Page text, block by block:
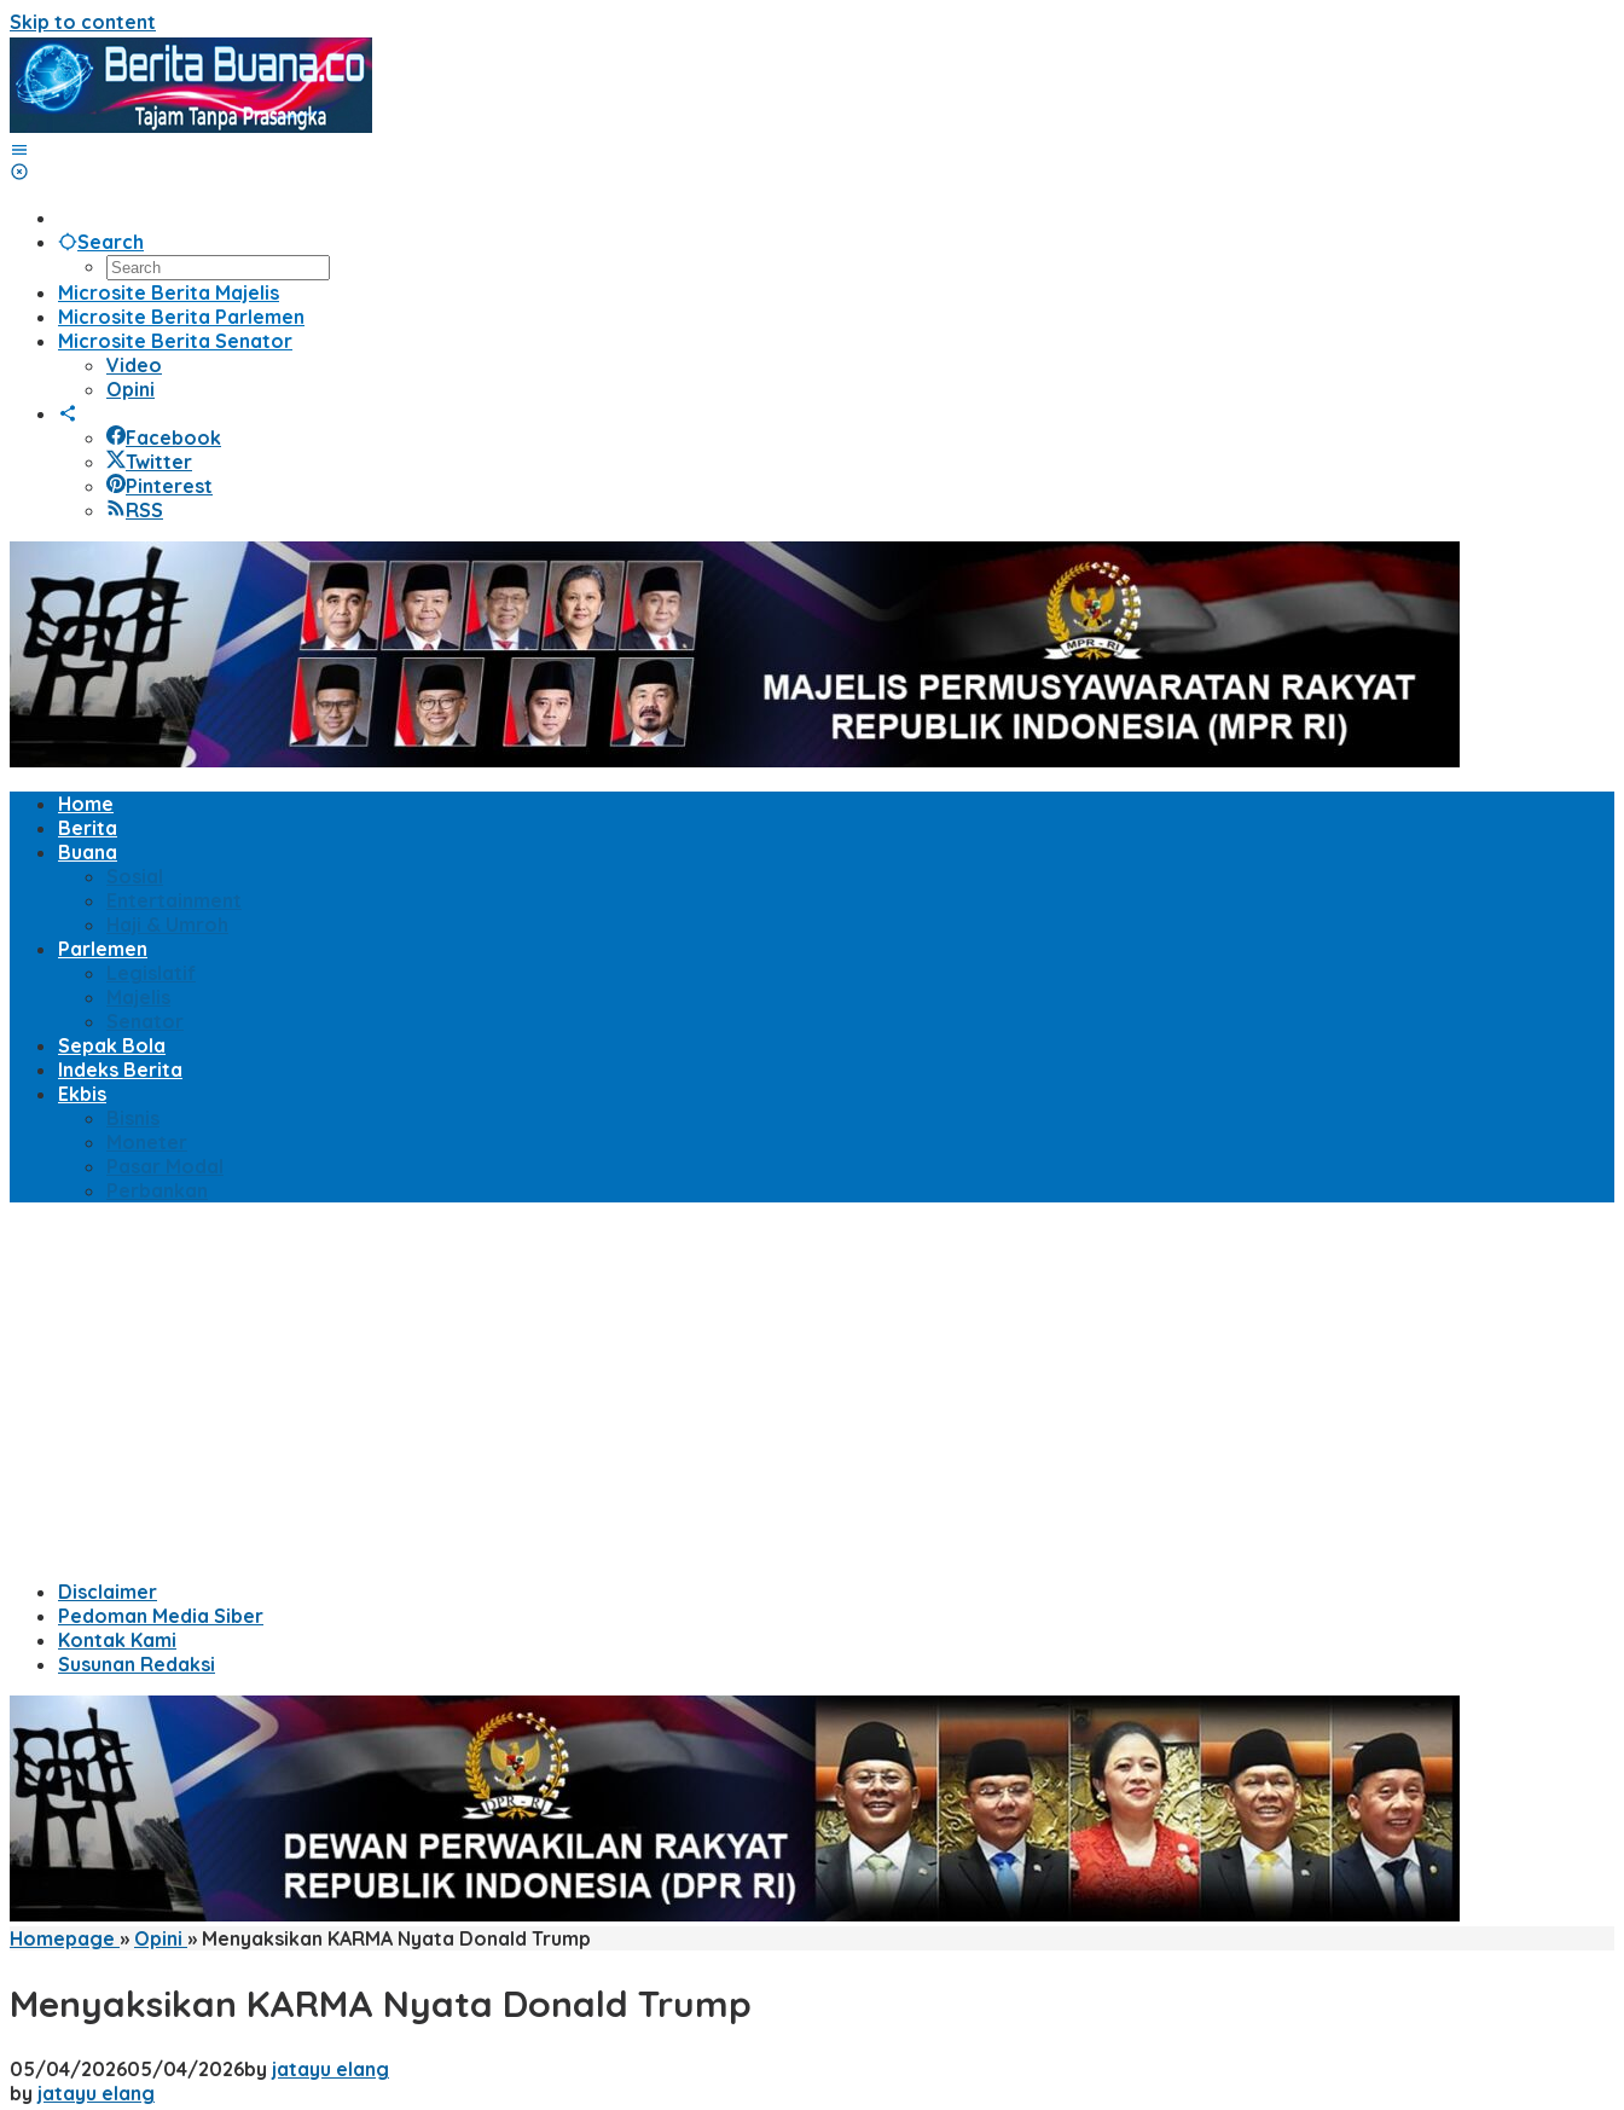
Skip to content
Search
Microsite Berita Majelis
Microsite Berita Parlemen
Microsite Berita Senator
Video
Opini
Facebook
Twitter
Pinterest
RSS
Home
Berita
Buana
Sosial
Entertainment
Haji & Umroh
Parlemen
Legislatif
Majelis
Senator
Sepak Bola
Indeks Berita
Ekbis
Bisnis
Moneter
Pasar Modal
Perbankan
Disclaimer
Pedoman Media Siber
Kontak Kami
Susunan Redaksi
Homepage » Opini » Menyaksikan KARMA Nyata Donald Trump
Menyaksikan KARMA Nyata Donald Trump
05/04/202605/04/2026by jatayu elang
by jatayu elang